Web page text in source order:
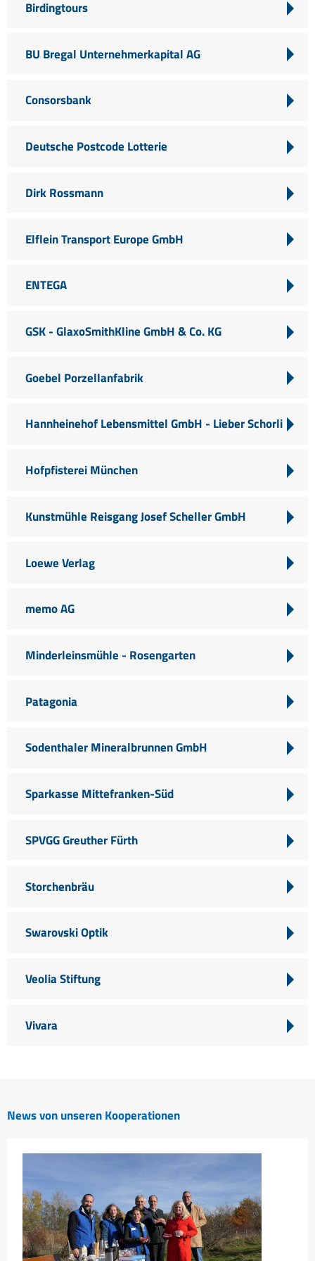
Birdingtours
BU Bregal Unternehmerkapital AG
Consorsbank
Deutsche Postcode Lotterie
Dirk Rossmann
Elflein Transport Europe GmbH
ENTEGA
GSK - GlaxoSmithKline GmbH & Co. KG
Goebel Porzellanfabrik
Hannheinehof Lebensmittel GmbH - Lieber Schorli
Hofpfisterei München
Kunstmühle Reisgang Josef Scheller GmbH
Loewe Verlag
memo AG
Minderleinsmühle - Rosengarten
Patagonia
Sodenthaler Mineralbrunnen GmbH
Sparkasse Mittefranken-Süd
SPVGG Greuther Fürth
Storchenbräu
Swarovski Optik
Veolia Stiftung
Vivara
News von unseren Kooperationen